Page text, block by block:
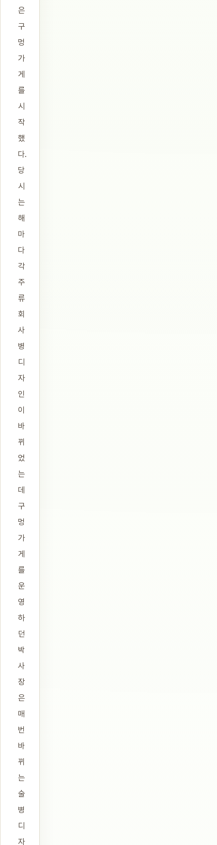
은
구
멍
가
게
를
시
작
했
다.
당
시
는
해
마
다
각
주
류
회
사
병
디
자
인
이
바
뀌
었
는
데
구
멍
가
게
를
운
영
하
던
박
사
장
은
매
번
바
뀌
는
술
병
디
자